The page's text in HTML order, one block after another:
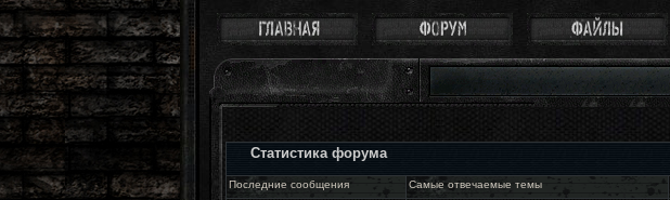
Статистика форума
Последние сообщения Самые отвечаемые темы